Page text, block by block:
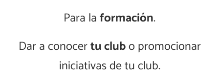
Para laformación.
Dar a conocertu clubo promocionar
iniciativas de tu club.